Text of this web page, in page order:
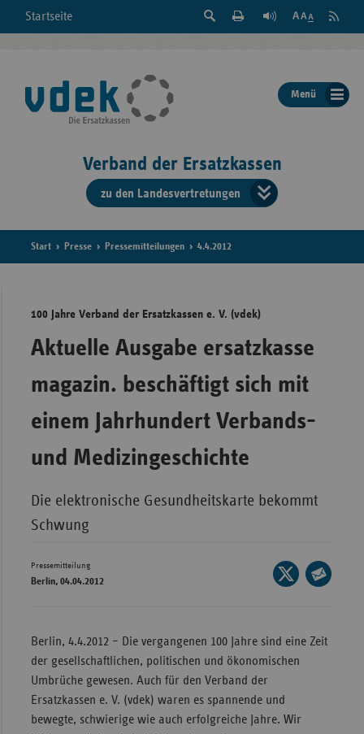
Startseite
Suche
der
Seite
Feed
Menü
Verband der Ersatzkassen
zu den Landesvertretungen
der
Start Presse Pressemitteilungen 4.4.2012
100 Jahre Verband der Ersatzkassen e. V. (vdek)
Aktuelle Ausgabe ersatzkasse
magazin. beschäftigt sich mit
einem Jahrhundert Verbands-
und Medizingeschichte
Die elektronische Gesundheitskarte bekommt
Schwung
Pressemitteilung
Berlin, 04.04.2012
Seite
auf
E-
Berlin, 4.4.2012 – Die vergangenen 100 Jahre sind eine Zeit
der gesellschaftlichen, politischen und ökonomischen
Umbrüche gewesen. Auch für den Verband der
Ersatzkassen e. V. (vdek) waren es spannende und
bewegte, schwierige wie auch erfolgreiche Jahre. Wir